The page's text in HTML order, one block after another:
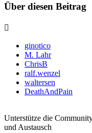
Über diesen Beitrag
ginotico
M. Lahr
ChrisB
ralf.wenzel
waltersen
DeathAndPain
Unterstütze die
und Austausch